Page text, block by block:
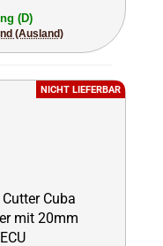
(D)
(Ausland)
NICHT LIEFERBAR